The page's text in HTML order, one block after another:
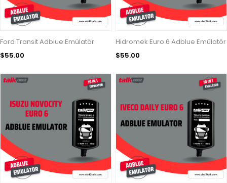
Ford Transit Adblue Emülatör
$55.00
Hidromek Euro 6 Adblue Emülatör
$55.00